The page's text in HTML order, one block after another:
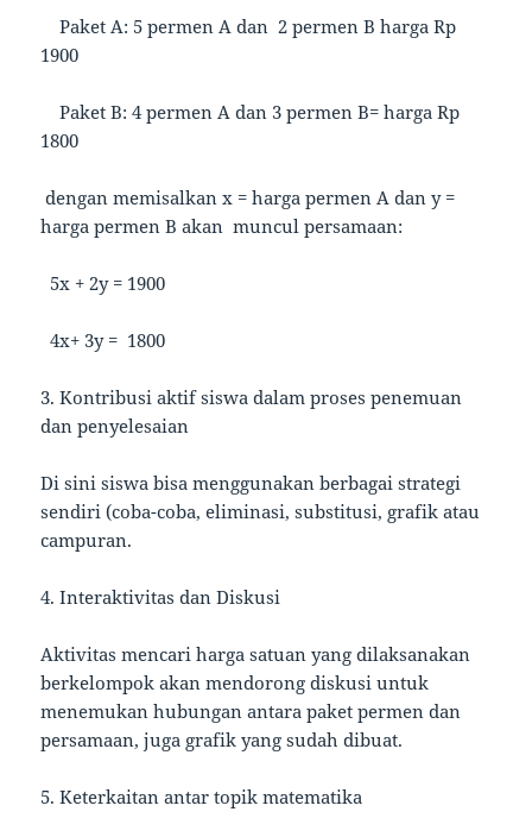
Paket A: 5 permen A dan 2 permen B harga Rp
1900
Paket B: 4 permen A dan 3 permen B= harga Rp
1800
dengan memisalkan x = harga permen A dan y =
harga permen B akan muncul persamaan:
5x + 2y = 1900
4x+ 3y = 1800
3. Kontribusi aktif siswa dalam proses penemuan
dan penyelesaian
Di sini siswa bisa menggunakan berbagai strategi
sendiri (coba-coba, eliminasi, substitusi, grafik atau
campuran.
4. Interaktivitas dan Diskusi
Aktivitas mencari harga satuan yang dilaksanakan
berkelompok akan mendorong diskusi untuk
menemukan hubungan antara paket permen dan
persamaan, juga grafik yang sudah dibuat.
5. Keterkaitan antar topik matematika